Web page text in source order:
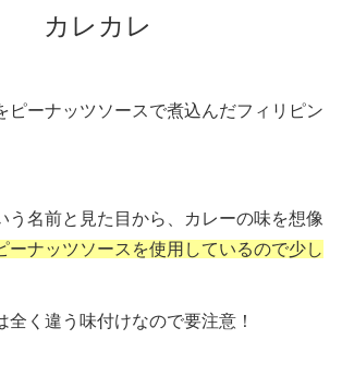
カレカレ
ピーナッツソースで煮込んだフィリピン
う名前と見た目から、カレーの味を想像
ーナッツソースを使用しているので少し
全く違う味付けなので要注意！